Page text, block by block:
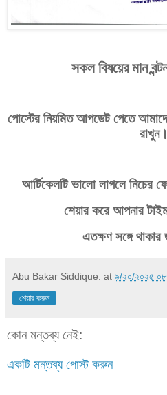
সকল বিষয়ের মান
পোস্টের নিয়মিত আপডেট পেতে
রাখুন।
আর্টিকেলটি ভালো লাগলে নিচের
শেয়ার করে আপনার
এতক্ষণ সঙ্গে থাকার
Abu Bakar Siddique. at ৯/২০/২০২৫
শেয়ার করুন
কোন মন্তব্য নেই:
একটি মন্তব্য পোস্ট করুন